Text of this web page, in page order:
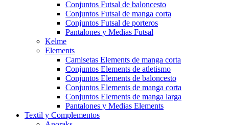
Conjuntos Futsal de baloncesto
Conjuntos Futsal de manga corta
Conjuntos Futsal de porteros
Pantalones y Medias Futsal
Kelme
Elements
Camisetas Elements de manga corta
Conjuntos Elements de atletismo
Conjuntos Elements de baloncesto
Conjuntos Elements de manga corta
Conjuntos Elements de manga larga
Pantalones y Medias Elements
Textil y Complementos